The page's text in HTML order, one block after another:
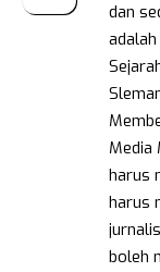
dan
Media
harus
harus
boleh